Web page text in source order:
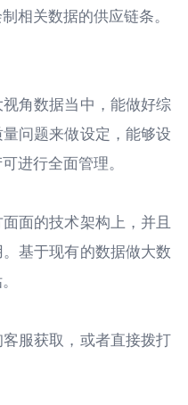
相关数据的供应链条。
角数据当中，能做好综
问题来做设定，能够设
进行全面管理。
面的技术架构上，并且
基于现有的数据做大数
服获取，或者直接拨打